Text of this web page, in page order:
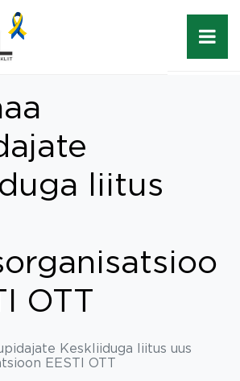
liitus
OTT
Keskliiduga liitus uus
EESTI OTT